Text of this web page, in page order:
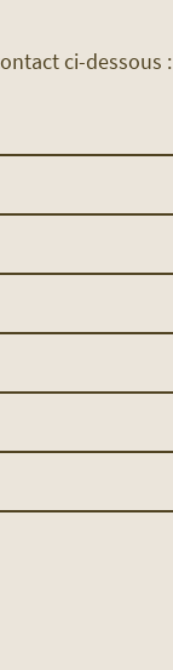
ci-dessous :